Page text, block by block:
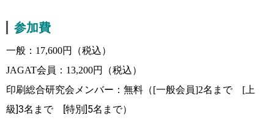
参加費
一般：17,600円（税込）
JAGAT会員：13,200円（税込）
印刷総合研究会メンバー：無料（[一般会員]2名まで [上
級]3名まで [特別]5名まで）